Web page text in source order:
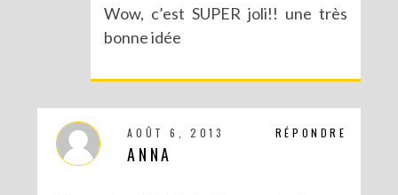
Wow, c’est SUPER joli!! une très
bonne idée
RÉPONDRE
AOÛT 6, 2013
ANNA